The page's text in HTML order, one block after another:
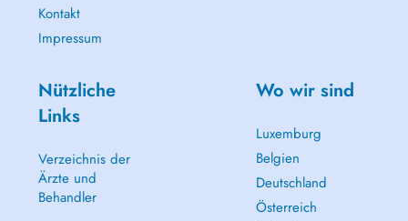
Kontakt
Impressum
Nützliche
Links
Verzeichnis der
Ärzte und
Behandler
Wo wir sind
Luxemburg
Belgien
Deutschland
Österreich